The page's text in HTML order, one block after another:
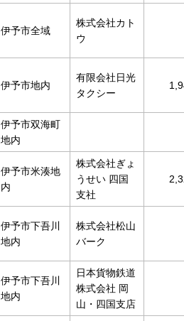
伊予市全域
株式会社カト
ウ
伊予市地内
有限会社日光
タクシー
伊予市双海町
地内
伊予市米湊地
内
株式会社ぎょ
うせい 四国
支社
伊予市下吾川
地内
株式会社松山
バーク
伊予市下吾川
地内
日本貨物鉄道
株式会社 岡
山・四国支店